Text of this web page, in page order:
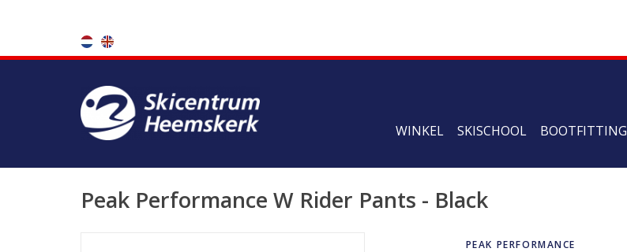
WINKEL SKISCHOOL BOOTFITTING
Peak Performance W Rider Pants - Black
PEAK PERFORMANCE